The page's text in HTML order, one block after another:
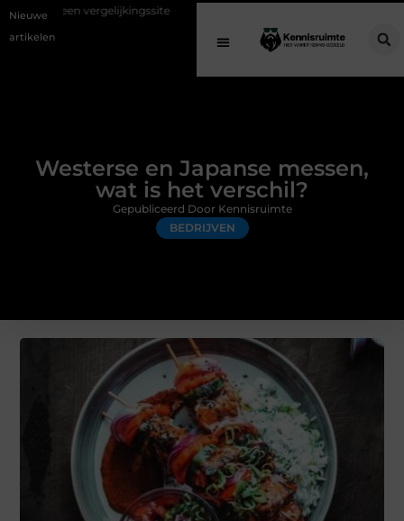
Nieuwe
artikelen
Schenking aan een goed doel: waarom geven belangrijk
Westerse en Japanse messen,
wat is het verschil?
BEDRIJVEN
Gepubliceerd Door Kennisruimte